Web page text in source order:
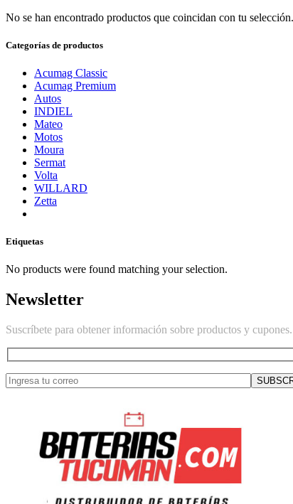
No se han encontrado productos que coincidan con tu selección.
Categorías de productos
Acumag Classic
Acumag Premium
Autos
INDIEL
Mateo
Motos
Moura
Sermat
Volta
WILLARD
Zetta
Etiquetas
No products were found matching your selection.
Newsletter
Suscríbete para obtener información sobre productos y cupones.